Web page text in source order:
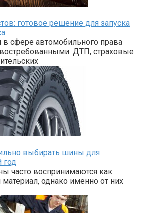
готовое решение для запуска
в сфере автомобильного права
ДТП, страховые
выбирать шины для
год
часто воспринимаются как
однако именно от них